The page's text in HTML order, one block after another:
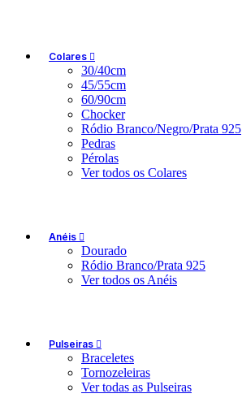
Colares
30/40cm
45/55cm
60/90cm
Chocker
Ródio Branco/Negro/Prata 925
Pedras
Pérolas
Ver todos os Colares
Anéis
Dourado
Ródio Branco/Prata 925
Ver todos os Anéis
Pulseiras
Braceletes
Tornozeleiras
Ver todas as Pulseiras